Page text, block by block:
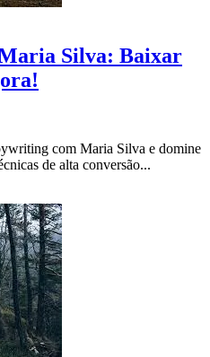
Silva: Baixar
com Maria Silva e domine
de alta conversão...